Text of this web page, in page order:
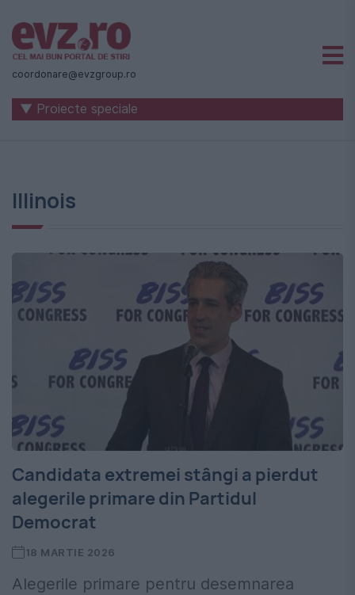
Știri
naționale
internaționale
Evenimentul
coordonare@evzgroup.ro
▼ Proiecte speciale
Illinois
Candidata extremei stângi a pierdut
alegerile primare din Partidul
Democrat
18 MARTIE 2026
Alegerile primare pentru desemnarea